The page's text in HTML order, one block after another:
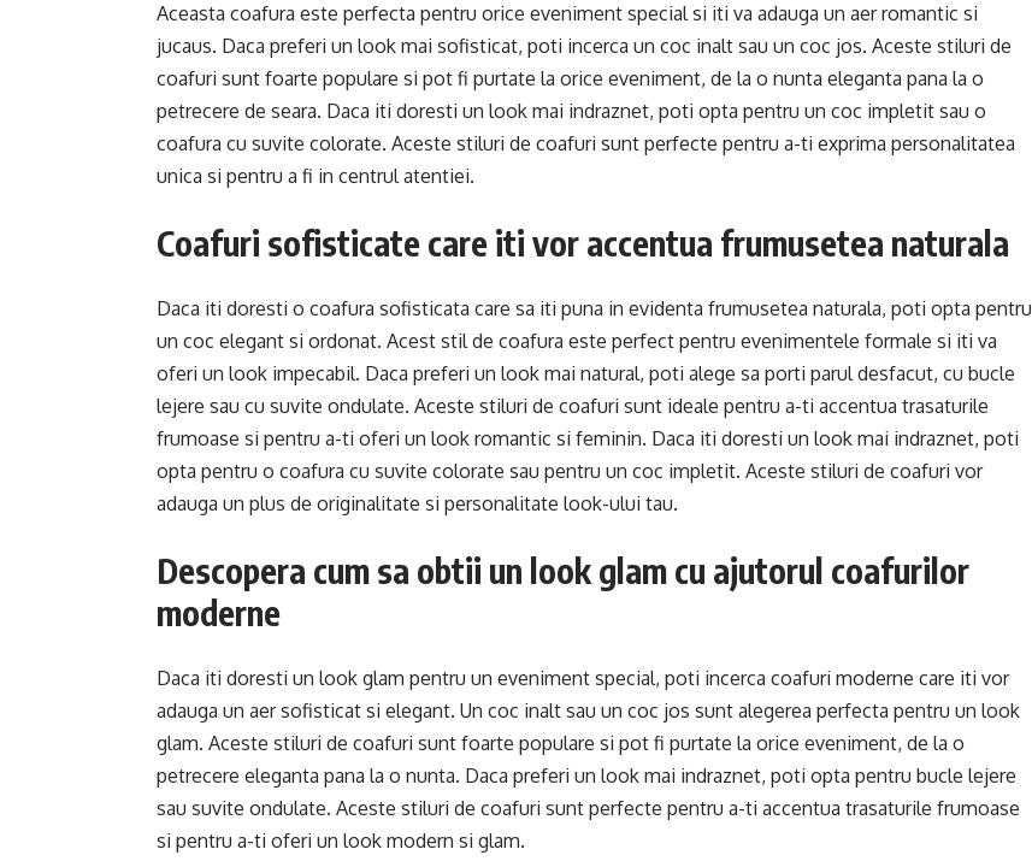
Aceasta coafura este perfecta pentru orice eveniment special si iti va adauga un aer romantic si
jucaus. Daca preferi un look mai sofisticat, poti incerca un coc inalt sau un coc jos. Aceste stiluri de
coafuri sunt foarte populare si pot fi purtate la orice eveniment, de la o nunta eleganta pana la o
petrecere de seara. Daca iti doresti un look mai indraznet, poti opta pentru un coc impletit sau o
coafura cu suvite colorate. Aceste stiluri de coafuri sunt perfecte pentru a-ti exprima personalitatea
unica si pentru a fi in centrul atentiei.
Coafuri sofisticate care iti vor accentua frumusetea naturala
Daca iti doresti o coafura sofisticata care sa iti puna in evidenta frumusetea naturala, poti opta pentru
un coc elegant si ordonat. Acest stil de coafura este perfect pentru evenimentele formale si iti va
oferi un look impecabil. Daca preferi un look mai natural, poti alege sa porti parul desfacut, cu bucle
lejere sau cu suvite ondulate. Aceste stiluri de coafuri sunt ideale pentru a-ti accentua trasaturile
frumoase si pentru a-ti oferi un look romantic si feminin. Daca iti doresti un look mai indraznet, poti
opta pentru o coafura cu suvite colorate sau pentru un coc impletit. Aceste stiluri de coafuri vor
adauga un plus de originalitate si personalitate look-ului tau.
Descopera cum sa obtii un look glam cu ajutorul coafurilor
moderne
Daca iti doresti un look glam pentru un eveniment special, poti incerca coafuri moderne care iti vor
adauga un aer sofisticat si elegant. Un coc inalt sau un coc jos sunt alegerea perfecta pentru un look
glam. Aceste stiluri de coafuri sunt foarte populare si pot fi purtate la orice eveniment, de la o
petrecere eleganta pana la o nunta. Daca preferi un look mai indraznet, poti opta pentru bucle lejere
sau suvite ondulate. Aceste stiluri de coafuri sunt perfecte pentru a-ti accentua trasaturile frumoase
si pentru a-ti oferi un look modern si glam.